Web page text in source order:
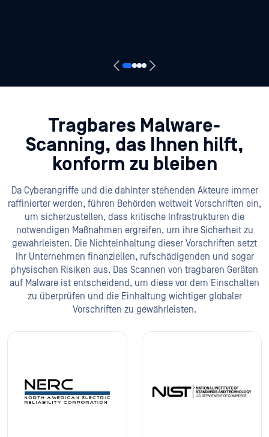
Tragbares Malware-
Scanning, das Ihnen hilft,
konform zu bleiben
Da Cyberangriffe und die dahinter stehenden Akteure immer
raffinierter werden, führen Behörden weltweit Vorschriften ein,
um sicherzustellen, dass kritische Infrastrukturen die
notwendigen Maßnahmen ergreifen, um ihre Sicherheit zu
gewährleisten. Die Nichteinhaltung dieser Vorschriften setzt
Ihr Unternehmen finanziellen, rufschädigenden und sogar
physischen Risiken aus. Das Scannen von tragbaren Geräten
auf Malware ist entscheidend, um diese vor dem Einschalten
zu überprüfen und die Einhaltung wichtiger globaler
Vorschriften zu gewährleisten.